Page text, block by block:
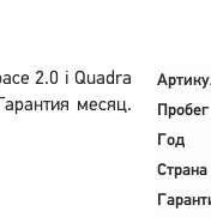
2.0 i Quadra
месяц.
Пробег
Год
Страна